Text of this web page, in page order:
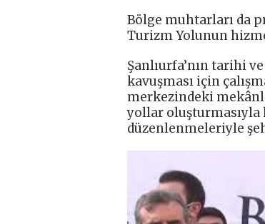
Bölge muhtarları da
Turizm Yolunun
Şanlıurfa’nın tarihi
kavuşması için
merkezindeki
yollar oluşturmasıyla
düzenlenmeleriyle